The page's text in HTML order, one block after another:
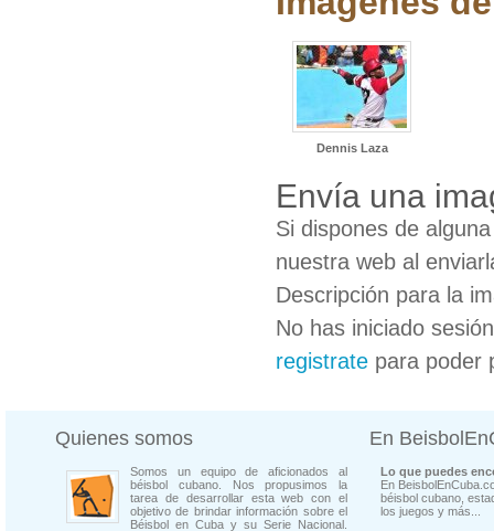
Dennis Laza
Envía una
Si dispones de
nuestra web al
Descripción para la
No has iniciado
registrate para poder
Quienes somos
Somos un equipo de aficionados al
béisbol cubano. Nos propusimos la
tarea de desarrollar esta web con el
objetivo de brindar información sobre el
Béisbol en Cuba y su Serie Nacional.
En
Lo que puedes
En
béisbol cubano,
los juegos y más...